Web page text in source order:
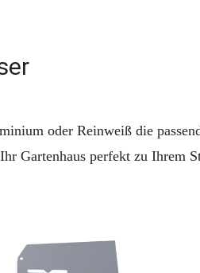
oder Reinweiß die
Gartenhaus perfekt zu Ihrem